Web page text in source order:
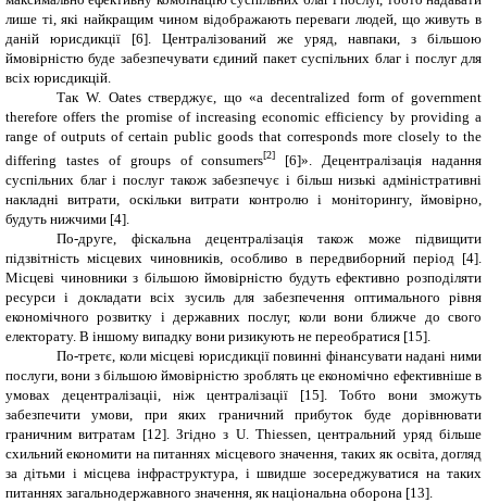
лише ті, які найкращим чином відображають переваги людей, що живуть в
даній юрисдикції [6]. Централізований же уряд, навпаки, з більшою
ймовірністю буде забезпечувати єдиний пакет суспільних благ і послуг для
всіх юрисдикцій.
Так W. Oatesстверджує, що «a decentralized form of government
therefore offers the promise of increasing economic efficiency by providing a
range of outputs of certain public goods that corresponds more closely to the
differing tastes of groups of consumers[2]
[6]». Децентралізація надання
суспільних благ і послуг також забезпечує і більш низькі адміністративні
накладні витрати, оскільки витрати контролю і моніторингу, ймовірно,
будуть нижчими [4].
По-друге, фіскальна децентралізація також може підвищити
підзвітність місцевих чиновників, особливо в передвиборний період [4].
Місцеві чиновники з більшою ймовірністю будуть ефективно розподіляти
ресурси і докладати всіх зусиль для забезпечення оптимального рівня
економічного розвитку і державних послуг, коли вони ближче до свого
електорату. В іншому випадку вони ризикують не переобратися [15].
По-третє, коли місцеві юрисдикції повинні фінансувати надані ними
послуги, вони з більшою ймовірністю зроблять це економічно ефективніше в
умовах децентралізаціі, ніж централізації [15]. Тобто вони зможуть
забезпечити умови, при яких граничний прибуток буде дорівнювати
граничним витратам [12].Згідно з U.Thiessen, центральний уряд більше
схильний економити на питаннях місцевого значення, таких як освіта, догляд
за дітьми і місцева інфраструктура, і швидше зосереджуватися на таких
питаннях загальнодержавного значення, як національна оборона [13].